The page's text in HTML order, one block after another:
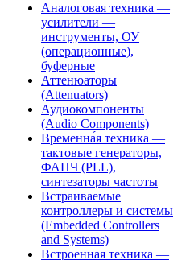
Аналоговая техника —
усилители —
инструменты, ОУ
(операционные),
буферные
Аттенюаторы
(Attenuators)
Аудиокомпоненты
(Audio Components)
Временна́я техника —
тактовые генераторы,
ФАПЧ (PLL),
синтезаторы частоты
Встраиваемые
контроллеры и системы
(Embedded Controllers
and Systems)
Встроенная техника —